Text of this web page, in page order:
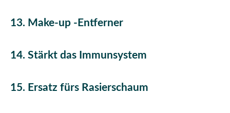
13. Make-up -Entferner
14. Stärkt das Immunsystem
15. Ersatz fürs Rasierschaum